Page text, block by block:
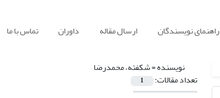
راهنمای نویسندگان ارسال مقاله داوران تماس با ما
نویسنده =شکفته، محمدرضا
تعداد مقالات: 1